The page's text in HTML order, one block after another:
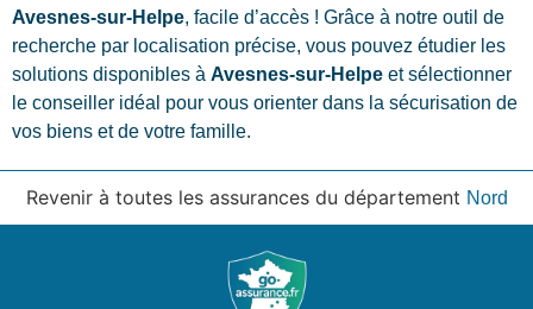
Avesnes-sur-Helpe, facile d’accès ! Grâce à notre outil de
recherche par localisation précise, vous pouvez étudier les
solutions disponibles à Avesnes-sur-Helpe et sélectionner
le conseiller idéal pour vous orienter dans la sécurisation de
vos biens et de votre famille.
Revenir à toutes les assurances du département Nord